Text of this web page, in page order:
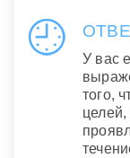
У вас
того,